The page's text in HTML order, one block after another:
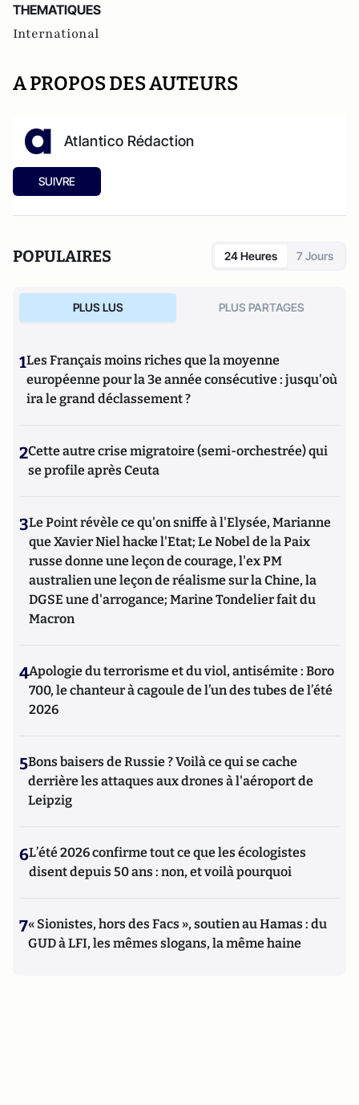
THEMATIQUES
International
A PROPOS DES AUTEURS
Atlantico Rédaction
SUIVRE
POPULAIRES 24 Heures 7 Jours
PLUS LUS PLUS PARTAGES
1Les Français moins riches que la moyenne
européenne pour la 3e année consécutive : jusqu'où
ira le grand déclassement ?
2Cette autre crise migratoire (semi-orchestrée) qui
se profile après Ceuta
3Le Point révèle ce qu'on sniffe à l'Elysée, Marianne
que Xavier Niel hacke l'Etat; Le Nobel de la Paix
russe donne une leçon de courage, l'ex PM
australien une leçon de réalisme sur la Chine, la
DGSE une d'arrogance; Marine Tondelier fait du
Macron
4Apologie du terrorisme et du viol, antisémite : Boro
700, le chanteur à cagoule de l’un des tubes de l’été
2026
5Bons baisers de Russie ? Voilà ce qui se cache
derrière les attaques aux drones à l'aéroport de
Leipzig
6L’été 2026 confirme tout ce que les écologistes
disent depuis 50 ans : non, et voilà pourquoi
7« Sionistes, hors des Facs », soutien au Hamas : du
GUD à LFI, les mêmes slogans, la même haine